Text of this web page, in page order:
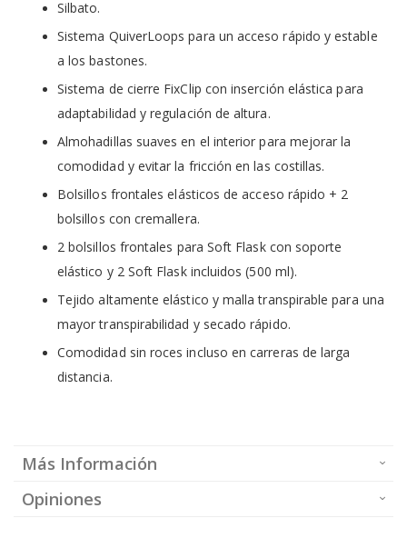
Silbato.
Sistema QuiverLoops para un acceso rápido y estable
a los bastones.
Sistema de cierre FixClip con inserción elástica para
adaptabilidad y regulación de altura.
Almohadillas suaves en el interior para mejorar la
comodidad y evitar la fricción en las costillas.
Bolsillos frontales elásticos de acceso rápido + 2
bolsillos con cremallera.
2 bolsillos frontales para Soft Flask con soporte
elástico y 2 Soft Flask incluidos (500 ml).
Tejido altamente elástico y malla transpirable para una
mayor transpirabilidad y secado rápido.
Comodidad sin roces incluso en carreras de larga
distancia.
Más Información
Opiniones